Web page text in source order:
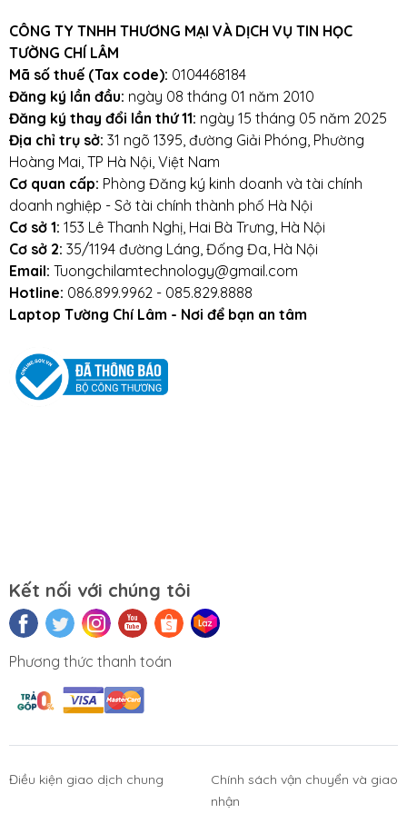
Thiết Bị Điện
Tránh bàn phím bị dính nước,hạn chế cất giữ
và sử dụng laptop trong điều kiện ẩm thấp.
Vệ sinh bàn phím thường xuyên.
Mọi yêu cầu đặt hàng, hỗ trợ tư vấn sản
phẩm xin liên hệ qua hotline:
0911390666 – 02438684912
Hoặc qua trực tiếp cửa hàng:
Địa chỉ: Số 153 Lê Thanh Nghị- Phường Đồng
Website: https://tuongchilam.com
CÔNG TY TNHH THƯƠNG MẠI VÀ DỊCH VỤ TIN HỌC
TƯỜNG CHÍ LÂM
Mã số thuế (Tax code): 0104468184
Đăng ký lần đầu: ngày 08 tháng 01 năm 2010
Đăng ký thay đổi lần thứ 11: ngày 15 tháng 05 năm 2025
Địa chỉ trụ sở: 31 ngõ 1395, đường Giải Phóng, Phường
Hoàng Mai, TP Hà Nội, Việt Nam
Cơ quan cấp: Phòng Đăng ký kinh doanh và tài chính
doanh nghiệp - Sở tài chính thành phố Hà Nội
Cơ sở 1: 153 Lê Thanh Nghị, Hai Bà Trưng, Hà Nội
Cơ sở 2: 35/1194 đường Láng, Đống Đa, Hà Nội
Email: Tuongchilamtechnology@gmail.com
Hotline: 086.899.9962 - 085.829.8888
Laptop Tường Chí Lâm - Nơi để bạn an tâm
Kết nối với chúng tôi
Phương thức thanh toán
Điều kiện giao dịch chung
Chính sách vận chuyển và giao
nhận